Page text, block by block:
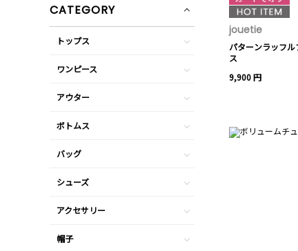
jouetie
パターンラッフ
ス
9,900 円
CATEGORY
トップス
ワンピース
アウター
ボトムス
バッグ
シューズ
アクセサリー
帽子